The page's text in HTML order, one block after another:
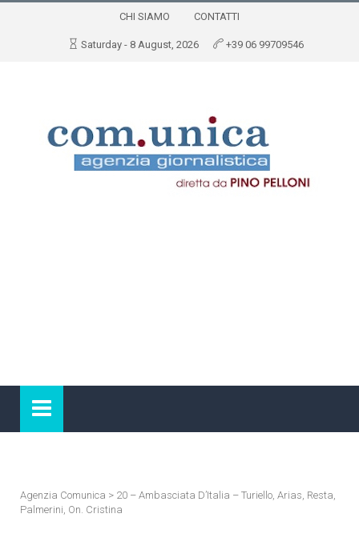
CHI SIAMO CONTATTI
Saturday - 8 August, 2026 +39 06 99709546
Agenzia Comunica > 20 – Ambasciata D’Italia – Turiello, Arias, Resta,
Palmerini, On. Cristina